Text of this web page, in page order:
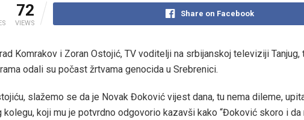
72
VIEWS
Share on Facebook
Komrakov i Zoran Ostojić, TV voditelji na srbijanskoj televiziji Tanjug,
odali su počast žrtvama genocida u Srebrenici.
slažemo se da je Novak Đoković vijest dana, tu nema dileme,
kolegu, koji mu je potvrdno odgovorio kazavši kako “Đoković skoro i da